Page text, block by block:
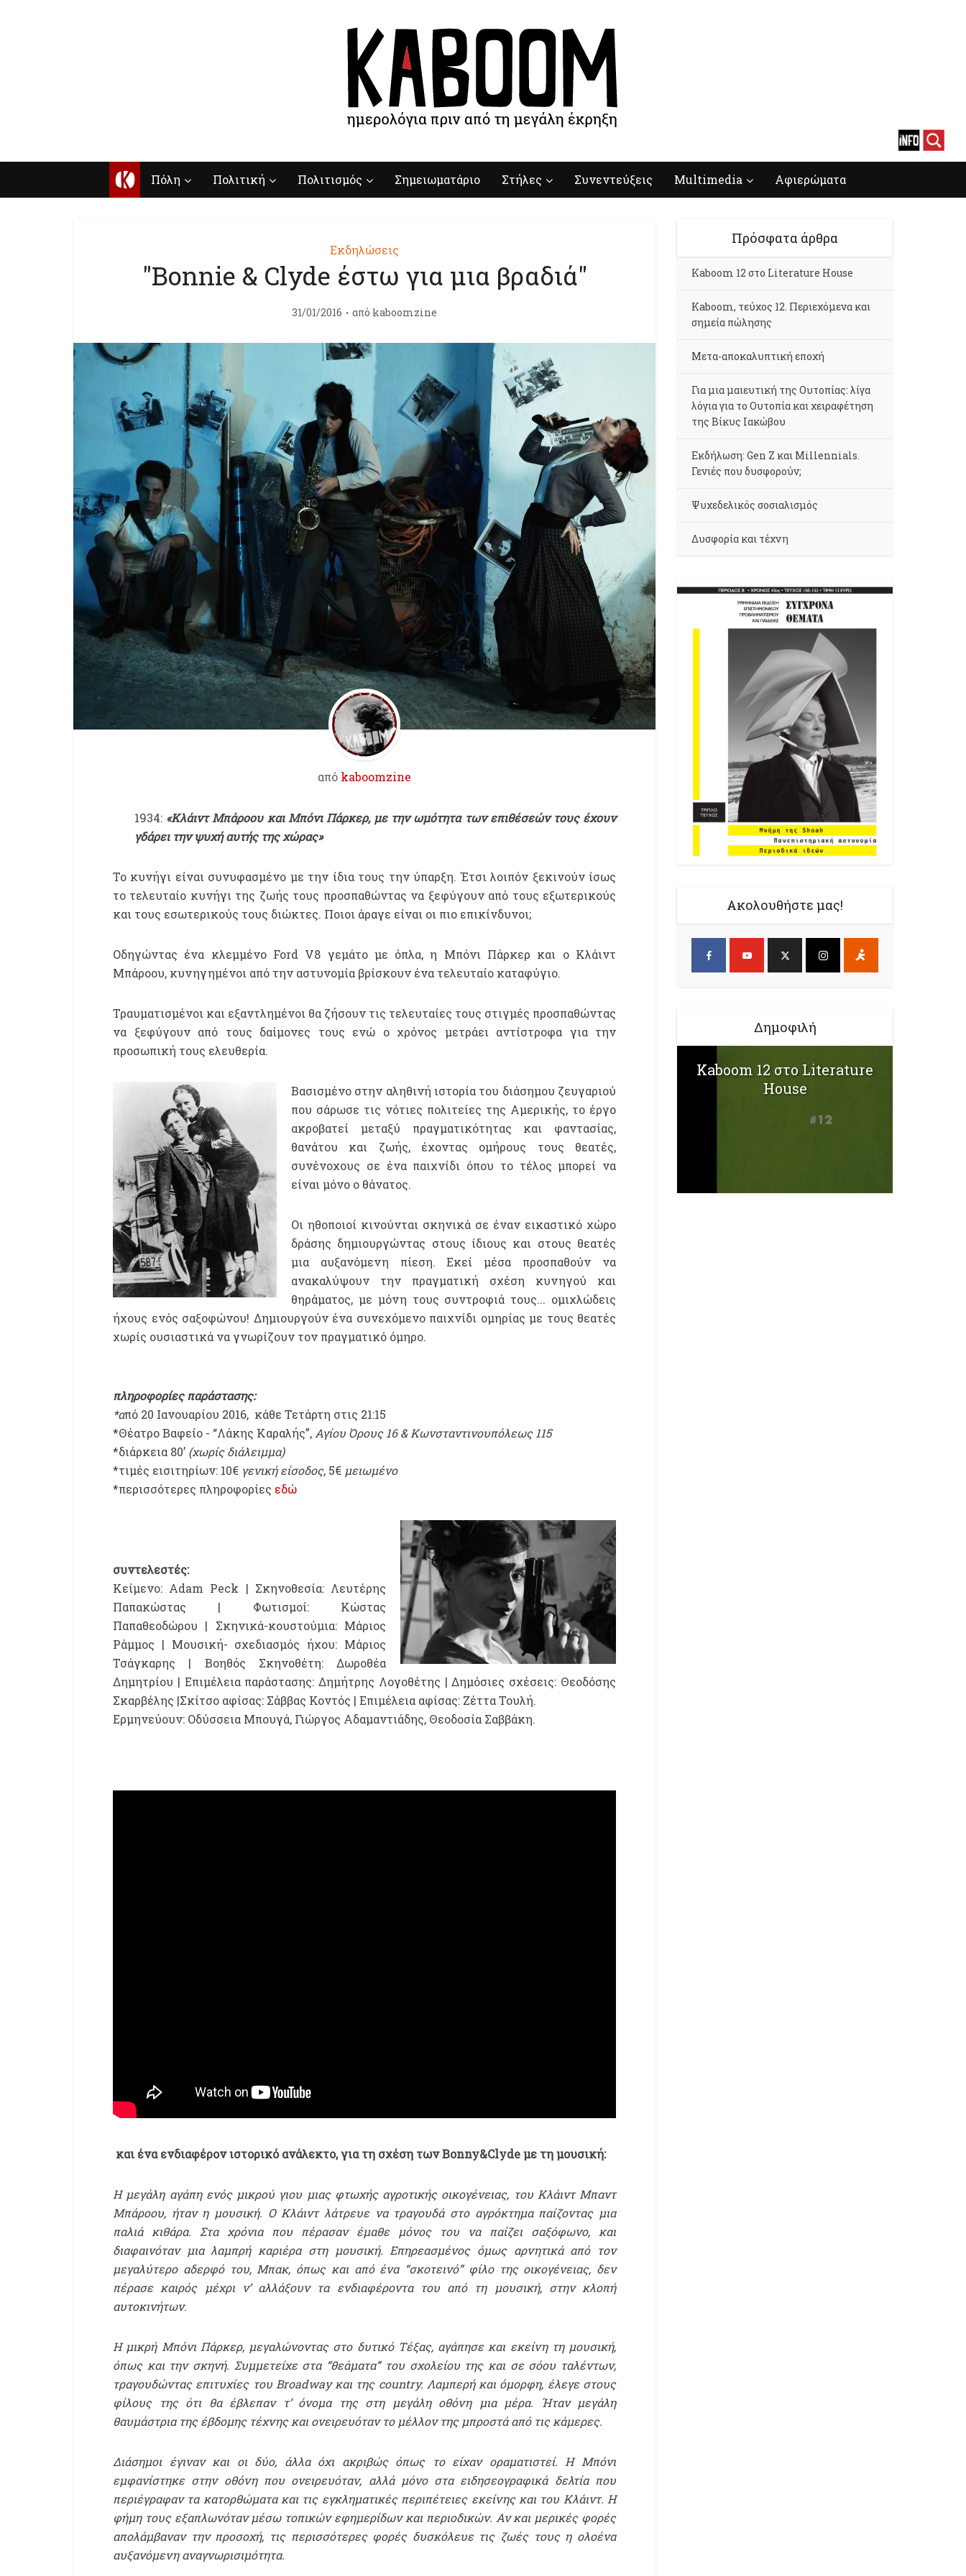
Κ Πόλη Πολιτική Πολιτισμός Σημειωματάριο Στήλες Συνεντεύξεις Multimedia Αφιερώματα
Εκδηλώσεις
"Bonnie & Clyde έστω για μια βραδιά"
31/01/2016 από kaboomzine
από kaboomzine
1934: «Κλάιντ Μπάροου και Μπόνι Πάρκερ, με την ωμότητα των επιθέσεών τους έχουν
γδάρει την ψυχή αυτής της χώρας»
Το κυνήγι είναι συνυφασμένο με την ίδια τους την ύπαρξη. Έτσι λοιπόν ξεκινούν ίσως
το τελευταίο κυνήγι της ζωής τους προσπαθώντας να ξεφύγουν από τους εξωτερικούς
και τους εσωτερικούς τους διώκτες. Ποιοι άραγε είναι οι πιο επικίνδυνοι;
Οδηγώντας ένα κλεμμένο Ford V8 γεμάτο με όπλα, η Μπόνι Πάρκερ και ο Κλάιντ
Μπάροου, κυνηγημένοι από την αστυνομία βρίσκουν ένα τελευταίο καταφύγιο.
Τραυματισμένοι και εξαντλημένοι θα ζήσουν τις τελευταίες τους στιγμές προσπαθώντας
να ξεφύγουν από τους δαίμονες τους ενώ ο χρόνος μετράει αντίστροφα για την
προσωπική τους ελευθερία.
Βασισμένο στην αληθινή ιστορία του διάσημου ζευγαριού
που σάρωσε τις νότιες πολιτείες της Αμερικής, το έργο
ακροβατεί μεταξύ πραγματικότητας και φαντασίας,
θανάτου και ζωής, έχοντας ομήρους τους θεατές,
συνένοχους σε ένα παιχνίδι όπου το τέλος μπορεί να
είναι μόνο ο θάνατος.
Οι ηθοποιοί κινούνται σκηνικά σε έναν εικαστικό χώρο
δράσης δημιουργώντας στους ίδιους και στους θεατές
μια αυξανόμενη πίεση. Εκεί μέσα προσπαθούν να
ανακαλύψουν την πραγματική σχέση κυνηγού και
θηράματος, με μόνη τους συντροφιά τους... ομιχλώδεις
ήχους ενός σαξοφώνου! Δημιουργούν ένα συνεχόμενο παιχνίδι ομηρίας με τους θεατές
χωρίς ουσιαστικά να γνωρίζουν τον πραγματικό όμηρο.
πληροφορίες παράστασης:
*από 20 Ιανουαρίου 2016, κάθε Τετάρτη στις 21:15
*Θέατρο Βαφείο - “Λάκης Καραλής”, Αγίου Όρους 16 & Κωνσταντινουπόλεως 115
*διάρκεια 80’ (χωρίς διάλειμμα)
*τιμές εισιτηρίων: 10€ γενική είσοδος, 5€ μειωμένο
*περισσότερες πληροφορίες εδώ
συντελεστές:
Κείμενο: Adam Peck | Σκηνοθεσία: Λευτέρης
Παπακώστας | Φωτισμοί: Κώστας
Παπαθεοδώρου | Σκηνικά-κουστούμια: Μάριος
Ράμμος | Μουσική- σχεδιασμός ήχου: Μάριος
Τσάγκαρης | Βοηθός Σκηνοθέτη: Δωροθέα
Δημητρίου | Επιμέλεια παράστασης: Δημήτρης Λογοθέτης | Δημόσιες σχέσεις: Θεοδόσης
Σκαρβέλης |Σκίτσο αφίσας: Σάββας Κοντός | Επιμέλεια αφίσας: Ζέττα Τουλή.
Ερμηνεύουν: Οδύσσεια Μπουγά, Γιώργος Αδαμαντιάδης, Θεοδοσία Σαββάκη.
και ένα ενδιαφέρον ιστορικό ανάλεκτο, για τη σχέση των Bonny&Clyde με τη μουσική:
H μεγάλη αγάπη ενός μικρού γιου μιας φτωχής αγροτικής οικογένειας, του Κλάιντ Μπαντ
Μπάροου, ήταν η μουσική. Ο Κλάιντ λάτρευε να τραγουδά στο αγρόκτημα παίζοντας μια
παλιά κιθάρα. Στα χρόνια που πέρασαν έμαθε μόνος του να παίζει σαξόφωνο, και
διαφαινόταν μια λαμπρή καριέρα στη μουσική. Επηρεασμένος όμως αρνητικά από τον
μεγαλύτερο αδερφό του, Μπακ, όπως και από ένα “σκοτεινό” φίλο της οικογένειας, δεν
πέρασε καιρός μέχρι ν’ αλλάξουν τα ενδιαφέροντα του από τη μουσική, στην κλοπή
αυτοκινήτων.
Η μικρή Μπόνι Πάρκερ, μεγαλώνοντας στο δυτικό Τέξας, αγάπησε και εκείνη τη μουσική,
όπως και την σκηνή. Συμμετείχε στα “θεάματα” του σχολείου της και σε σόου ταλέντων,
τραγουδώντας επιτυχίες του Broadway και της country. Λαμπερή και όμορφη, έλεγε στους
φίλους της ότι θα έβλεπαν τ’ όνομα της στη μεγάλη οθόνη μια μέρα. Ήταν μεγάλη
θαυμάστρια της έβδομης τέχνης και ονειρευόταν το μέλλον της μπροστά από τις κάμερες.
Διάσημοι έγιναν και οι δύο, άλλα όχι ακριβώς όπως το είχαν οραματιστεί. Η Μπόνι
εμφανίστηκε στην οθόνη που ονειρευόταν, αλλά μόνο στα ειδησεογραφικά δελτία που
περιέγραφαν τα κατορθώματα και τις εγκληματικές περιπέτειες εκείνης και του Κλάιντ. Η
φήμη τους εξαπλωνόταν μέσω τοπικών εφημερίδων και περιοδικών. Αν και μερικές φορές
απολάμβαναν την προσοχή, τις περισσότερες φορές δυσκόλευε τις ζωές τους η ολοένα
αυξανόμενη αναγνωρισιμότητα.
Πρόσφατα άρθρα
Kaboom 12 στο Literature House
Kaboom, τεύχος 12. Περιεχόμενα και
σημεία πώλησης
Μετα-αποκαλυπτική εποχή
Για μια μαιευτική της Ουτοπίας: λίγα
λόγια για το Ουτοπία και χειραφέτηση
της Βίκυς Ιακώβου
Εκδήλωση: Gen Z και Millennials.
Γενιές που δυσφορούν;
Ψυχεδελικός σοσιαλισμός
Δυσφορία και τέχνη
Ακολουθήστε μας!
Δημοφιλή
Kaboom 12 στο Literature
House